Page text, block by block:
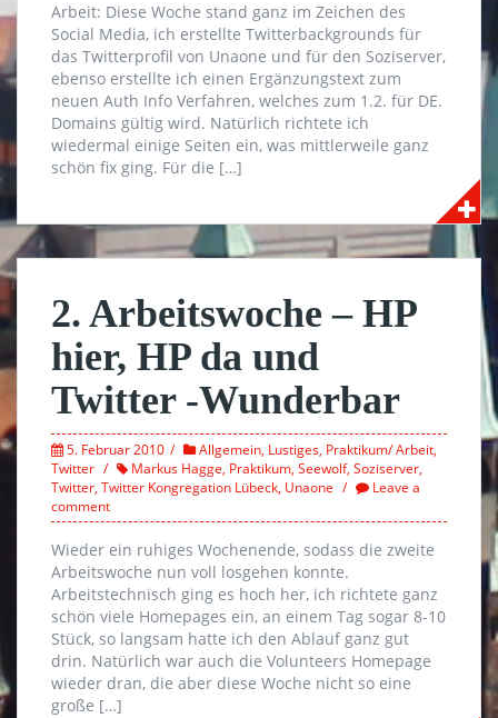
Arbeit: Diese Woche stand ganz im Zeichen des
Social Media, ich erstellte Twitterbackgrounds für
das Twitterprofil von Unaone und für den Soziserver,
ebenso erstellte ich einen Ergänzungstext zum
neuen Auth Info Verfahren, welches zum 1.2. für DE.
Domains gültig wird. Natürlich richtete ich
wiedermal einige Seiten ein, was mittlerweile ganz
schön fix ging. Für die […]
2. Arbeitswoche – HP
hier, HP da und
Twitter -Wunderbar
5. Februar 2010 Allgemein, Lustiges, Praktikum/ Arbeit,
Twitter
Markus Hagge, Praktikum, Seewolf, Soziserver,
Twitter, Twitter Kongregation Lübeck, Unaone
Leave a
comment
Wieder ein ruhiges Wochenende, sodass die zweite
Arbeitswoche nun voll losgehen konnte.
Arbeitstechnisch ging es hoch her, ich richtete ganz
schön viele Homepages ein, an einem Tag sogar 8-10
Stück, so langsam hatte ich den Ablauf ganz gut
drin. Natürlich war auch die Volunteers Homepage
wieder dran, die aber diese Woche nicht so eine
große […]